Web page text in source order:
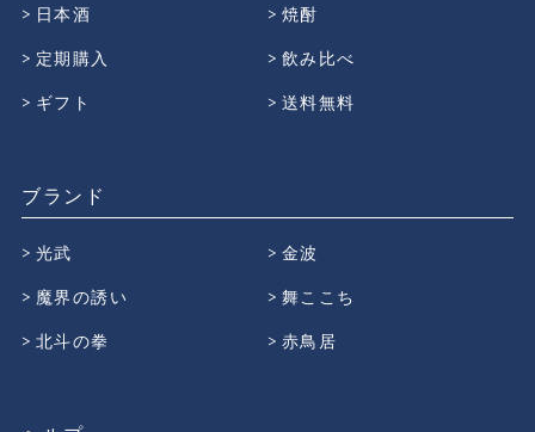
日本酒
焼酎
定期購入
飲み比べ
ギフト
送料無料
ブランド
光武
金波
魔界の誘い
舞ここち
北斗の拳
赤鳥居